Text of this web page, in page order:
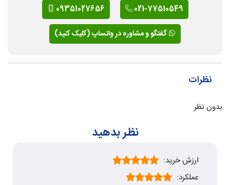
021-77510549
09351027656
گفتگو و مشاوره در واتساپ (کلیک کنید)
نظرات
بدون نظر
نظر بدهید
ارزش خرید:
عملکرد: